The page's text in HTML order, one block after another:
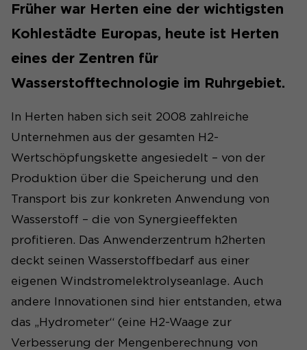
Früher war Herten eine der wichtigsten
Kohlestädte Europas, heute ist Herten
eines der Zentren für
Wasserstofftechnologie im Ruhrgebiet.
In Herten haben sich seit 2008 zahlreiche
Unternehmen aus der gesamten H2-
Wertschöpfungskette angesiedelt – von der
Produktion über die Speicherung und den
Transport bis zur konkreten Anwendung von
Wasserstoff – die von Synergieeffekten
profitieren. Das Anwenderzentrum h2herten
deckt seinen Wasserstoffbedarf aus einer
eigenen Windstromelektrolyseanlage. Auch
andere Innovationen sind hier entstanden, etwa
das „Hydrometer“ (eine H2-Waage zur
Verbesserung der Mengenberechnung von